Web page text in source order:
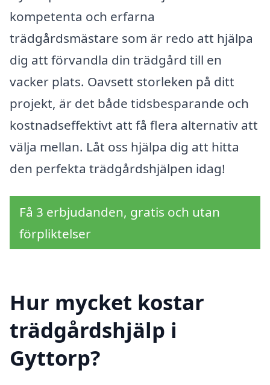
kompetenta och erfarna
trädgårdsmästare som är redo att hjälpa
dig att förvandla din trädgård till en
vacker plats. Oavsett storleken på ditt
projekt, är det både tidsbesparande och
kostnadseffektivt att få flera alternativ att
välja mellan. Låt oss hjälpa dig att hitta
den perfekta trädgårdshjälpen idag!
Få 3 erbjudanden, gratis och utan
förpliktelser
Hur mycket kostar
trädgårdshjälp i
Gyttorp?